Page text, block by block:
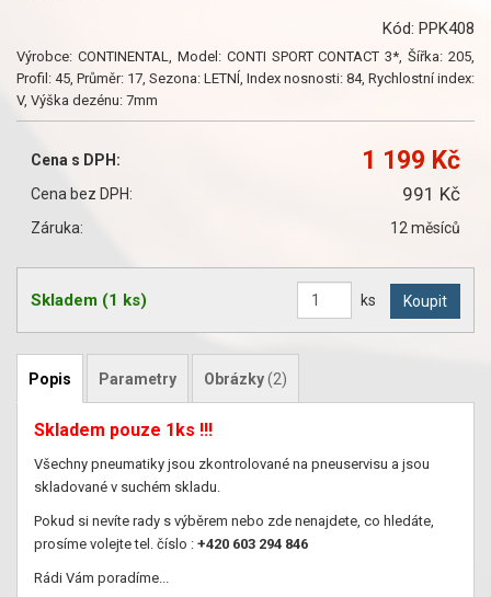
Kód: PPK408
Výrobce: CONTINENTAL, Model: CONTI SPORT CONTACT 3*, Šířka: 205,
Profil: 45, Průměr: 17, Sezona: LETNÍ, Index nosnosti: 84, Rychlostní index:
V, Výška dezénu: 7mm
Cena s DPH: 1 199 Kč
Cena bez DPH: 991 Kč
Záruka: 12 měsíců
Skladem (1 ks) ks
Popis Parametry Obrázky(2)
Skladem pouze 1ks !!!
Všechny pneumatiky jsou zkontrolované na pneuservisu a jsou
skladované v suchém skladu.
Pokud si nevíte rady s výběrem nebo zde nenajdete, co hledáte,
prosíme volejte tel. číslo : +420 603 294 846
Rádi Vám poradíme...